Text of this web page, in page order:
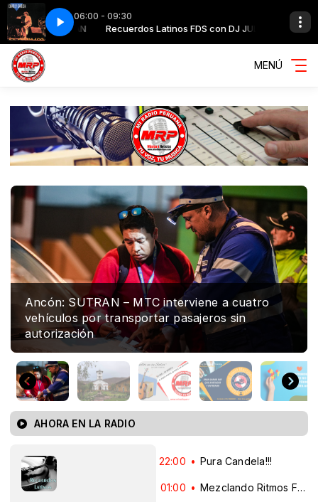
06:00 - 09:30
DJ JULIAN Recuerdos Latinos FDS con DJ JULIAN
GARCIA 082 NO ME DEJAN SALIR - CHARLY GARCIA
MENÚ
HACIENDA LA COLPA - CAJAMARCA
AHORA EN LA RADIO
22:00 Pura Candela!!!
01:00 Mezclando Ritmos FDS